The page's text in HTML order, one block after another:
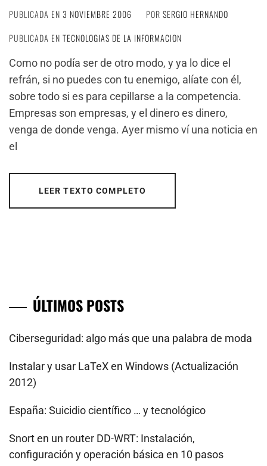
PUBLICADA EN 3 NOVIEMBRE 2006 POR SERGIO HERNANDO
PUBLICADA EN TECNOLOGIAS DE LA INFORMACION
Como no podía ser de otro modo, y ya lo dice el
refrán, si no puedes con tu enemigo, alíate con él,
sobre todo si es para cepillarse a la competencia.
Empresas son empresas, y el dinero es dinero,
venga de donde venga. Ayer mismo ví una noticia en
el
LEER TEXTO COMPLETO
ÚLTIMOS POSTS
Ciberseguridad: algo más que una palabra de moda
Instalar y usar LaTeX en Windows (Actualización
2012)
España: Suicidio científico … y tecnológico
Snort en un router DD-WRT: Instalación,
configuración y operación básica en 10 pasos